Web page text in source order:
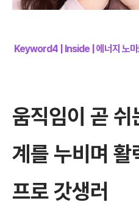
Keyword4 | Inside | 에너지 노마
움직임이 곧 쉬
계를 누비며
프로 갓생러